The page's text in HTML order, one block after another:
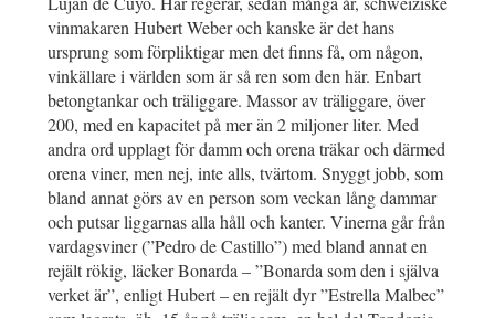
vinmakaren Hubert Weber och kanske är det hans
ursprung som förpliktigar men det finns få, om någon,
vinkällare i världen som är så ren som den här. Enbart
betongtankar och träliggare. Massor av träliggare, över
200, med en kapacitet på mer än 2 miljoner liter. Med
andra ord upplagt för damm och orena träkar och därmed
orena viner, men nej, inte alls, tvärtom. Snyggt jobb, som
bland annat görs av en person som veckan lång dammar
och putsar liggarnas alla håll och kanter. Vinerna går från
vardagsviner (”Pedro de Castillo”) med bland annat en
rejält rökig, läcker Bonarda – ”Bonarda som den i själva
verket är”, enligt Hubert – en rejält dyr ”Estrella Malbec”